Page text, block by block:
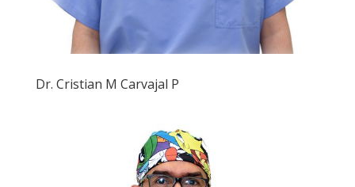
Dr. Cristian M Carvajal P